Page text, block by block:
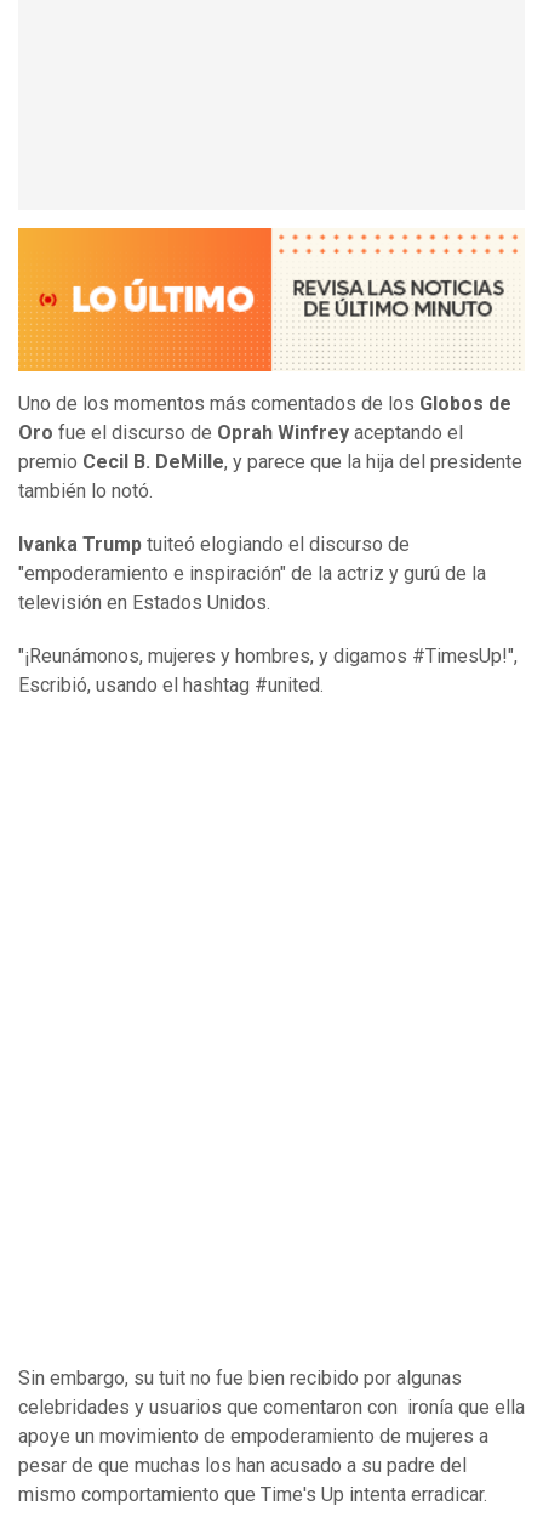
Uno de los momentos más comentados de los Globos de
Oro fue el discurso de Oprah Winfrey aceptando el
premio Cecil B. DeMille, y parece que la hija del presidente
también lo notó.
Ivanka Trump tuiteó elogiando el discurso de
"empoderamiento e inspiración" de la actriz y gurú de la
televisión en Estados Unidos.
"¡Reunámonos, mujeres y hombres, y digamos #TimesUp!",
Escribió, usando el hashtag #united.
Sin embargo, su tuit no fue bien recibido por algunas
celebridades y usuarios que comentaron con ironía que ella
apoye un movimiento de empoderamiento de mujeres a
pesar de que muchas los han acusado a su padre del
mismo comportamiento que Time's Up intenta erradicar.